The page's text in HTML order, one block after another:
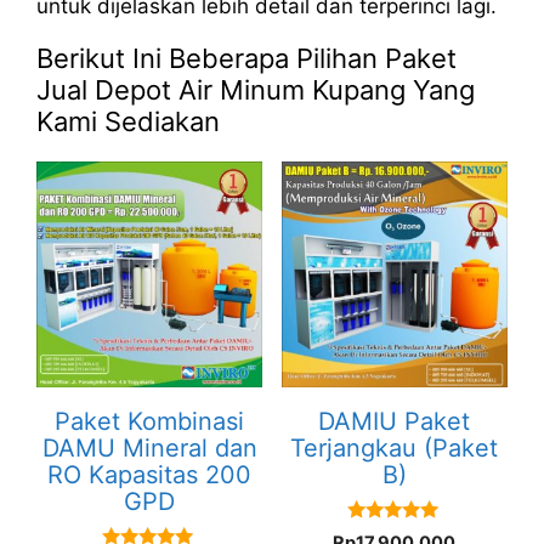
untuk dijelaskan lebih detail dan terperinci lagi.
Berikut Ini Beberapa Pilihan Paket
Jual Depot Air Minum Kupang Yang
Kami Sediakan
Paket Kombinasi
DAMU Mineral dan
RO Kapasitas 200
GPD
DAMIU Paket
Terjangkau (Paket
B)
5.00